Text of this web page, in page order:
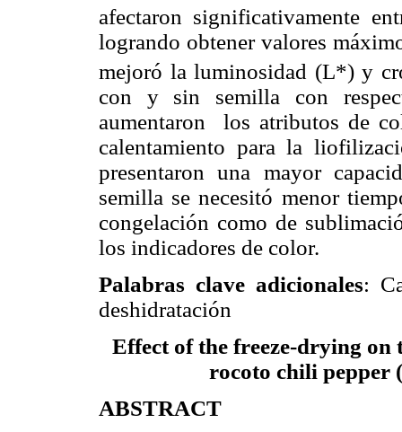
afectaron significativamente
logrando obtener valores
mejoró la luminosidad (L*) y
con y sin semilla con
aumentaron los atributos de
calentamiento para la
presentaron una mayor
semilla se necesitó menor
congelación como de
los indicadores de color.
Palabras clave adicionales:
deshidratación
Effect of the freeze-drying on
rocoto chili pepper
ABSTRACT